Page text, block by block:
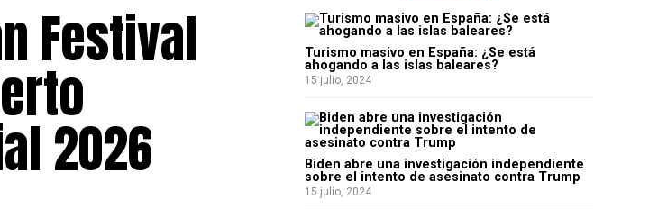
Festival
2026
Turismo masivo en España: ¿Se está
ahogando a las islas baleares?
15 julio, 2024
Biden abre una investigación independiente
sobre el intento de asesinato contra Trump
15 julio, 2024